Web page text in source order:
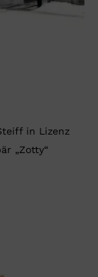
in Lizenz
„Zotty“